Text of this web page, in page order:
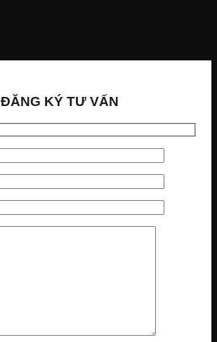
ĐĂNG KÝ TƯ VẤN